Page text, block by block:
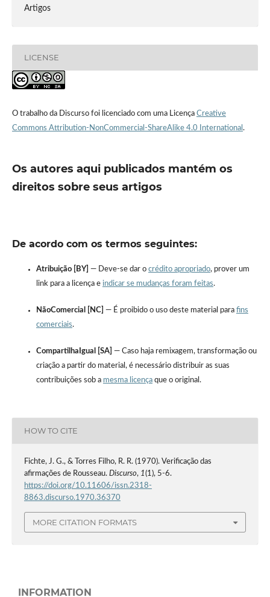
Artigos
LICENSE
O trabalho da Discurso foi licenciado com uma Licença Creative
Commons Attribution-NonCommercial-ShareAlike 4.0 International .
Os autores aqui publicados mantém os
direitos sobre seus artigos
De acordo com os termos seguintes:
Atribuição [BY] — Deve-se dar o crédito apropriado, prover um
link para a licença e indicar se mudanças foram feitas.
NãoComercial [NC] — É proibido o uso deste material para fins
comerciais.
CompartilhaIgual [SA] — Caso haja remixagem, transformação ou
criação a partir do material, é necessário distribuir as suas
contribuições sob a mesma licençaque o original.
HOW TO CITE
Fichte, J. G., & Torres Filho, R. R. (1970). Verificação das
afirmações de Rousseau. Discurso, 1(1), 5-6.
https://doi.org/10.11606/issn.2318-
8863.discurso.1970.36370
MORE CITATION FORMATS
INFORMATION